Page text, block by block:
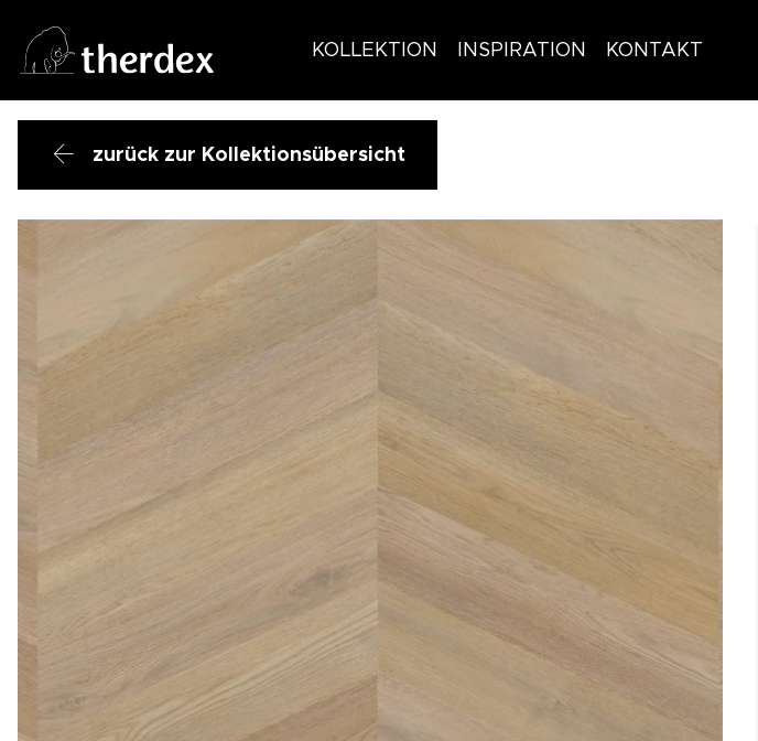
KOLLEKTION INSPIRATION KONTAKT
zurück zur Kollektionsübersicht